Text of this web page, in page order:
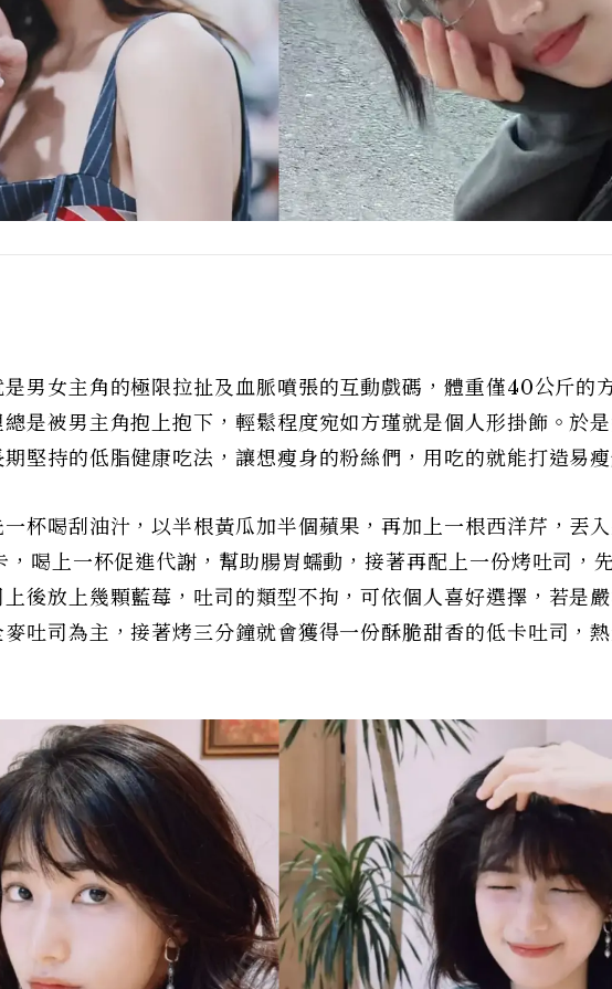
男女主角的極限拉扯及血脈噴張的互動戲碼，體重僅40公斤的
是被男主角抱上抱下，輕鬆程度宛如方瑾就是個人形掛飾。於
堅持的低脂健康吃法，讓想瘦身的粉絲們，用吃的就能打造易瘦
杯喝刮油汁，以半根黃瓜加半個蘋果，再加上一根西洋芹，丟
喝上一杯促進代謝，幫助腸胃蠕動，接著再配上一份烤吐司，
後放上幾顆藍莓，吐司的類型不拘，可依個人喜好選擇，若是
吐司為主，接著烤三分鐘就會獲得一份酥脆甜香的低卡吐司，